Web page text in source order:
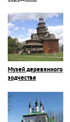
Музей деревянного
зодчества